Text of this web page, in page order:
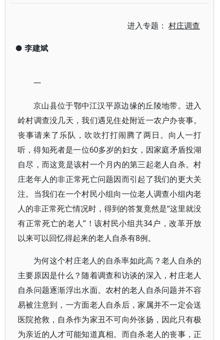
进入专题：村庄调查
● 李建斌
一
京山县位于鄂中江汉平原边缘的丘陵地带。进入
岭村调查没几天，我们遇见住处附近一农户办丧事。
丧事请来了乐队，吹吹打打闹腾了两日。向人一打
听，得知死者是一位60多岁的妇女，因家庭矛盾投湖
自尽，而这竟是该村一个月内的第三起老人自杀。村
庄老年人的非正常死亡问题因而引起了我们的更大关
注。当我们在一个村民小组向一位老人调查小组内老
人的非正常死亡情况时，得到的答复竟然是“这里就没
有正常死亡的老人”！该村民小组共34户，改革开放
以来可以回忆得起来的老人自杀有8例。
为何这个村庄老人的自杀率如此高？老人自杀的
主要原因是什么？随着调查和访谈的深入，村庄老人
自杀问题逐渐浮出水面。农村的老人自杀问题并不容
易被注意到，一方面老人自杀后，家属并不一定会送
医院抢救，自杀作为家丑不可向外张扬，因此只有极
为亲近的人才可能知道真相。而自杀老人的丧事，正